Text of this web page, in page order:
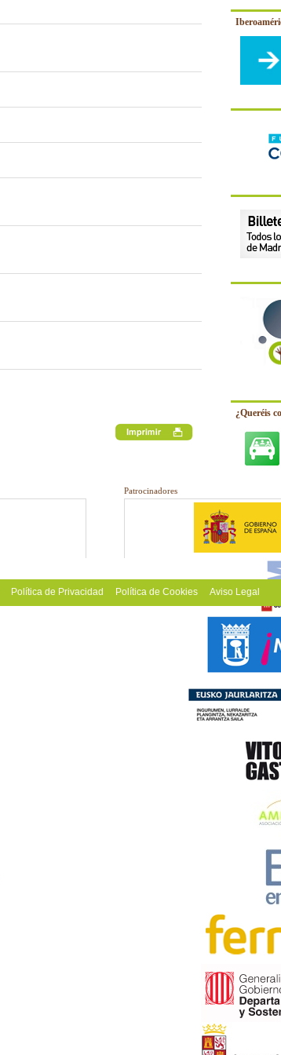
¿Queréis
Patrocinadores
Política de Privacidad Política de Cookies Aviso Legal